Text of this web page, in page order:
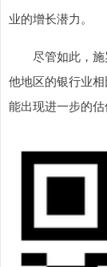
业的增长潜力。
尽管如此，施
他地区的银行业
能出现进一步的估